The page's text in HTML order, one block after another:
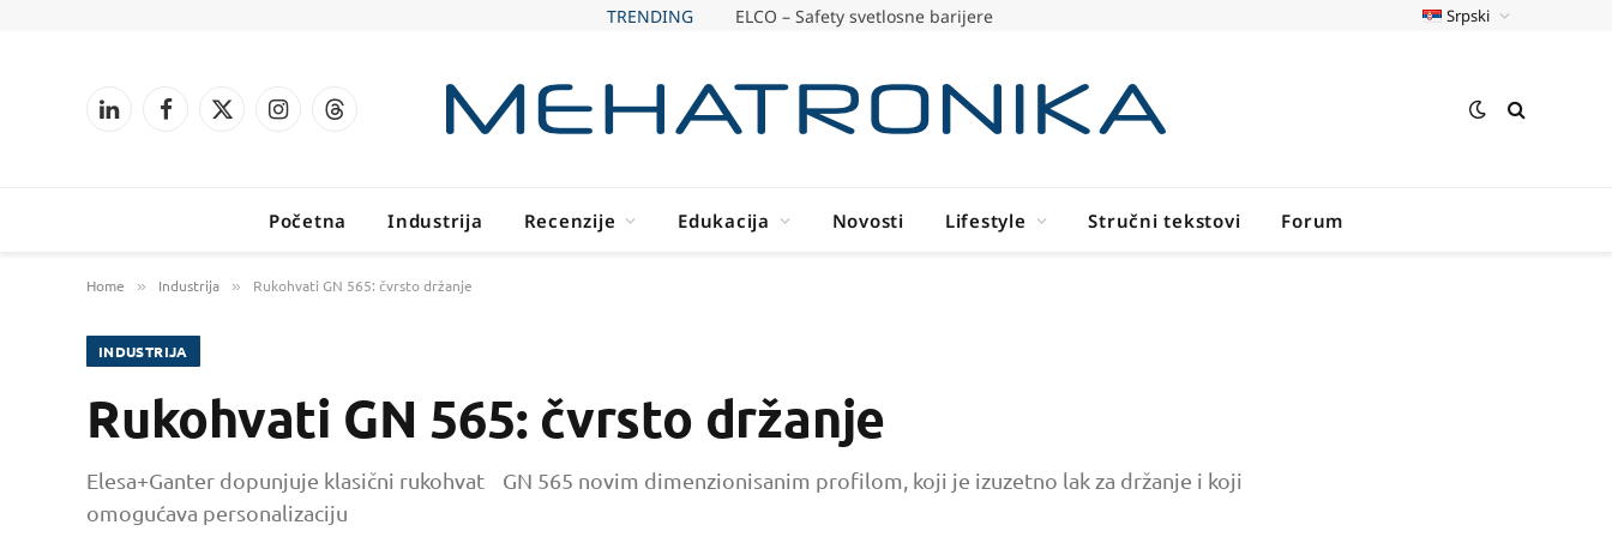
TRENDING ELCO – Safety svetlosne barijere Srpski
LinkedInFacebook
X
InstagramThreads
Početna Industrija Recenzije Edukacija Novosti Lifestyle Stručni tekstovi Forum
Home » Industrija » Rukohvati GN 565: čvrsto držanje
INDUSTRIJA
Rukohvati GN 565: čvrsto držanje
Elesa+Ganter dopunjuje klasični rukohvat GN 565 novim dimenzionisanim profilom, koji je izuzetno lak za držanje i koji
omogućava personalizaciju